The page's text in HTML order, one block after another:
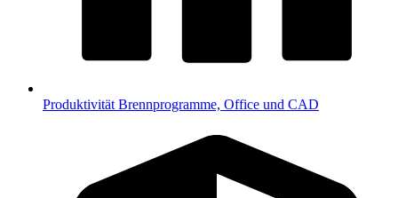
Produktivität Brennprogramme, Office und CAD